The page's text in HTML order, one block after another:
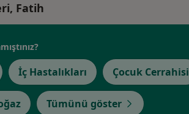
Fatih
İç Hastalıkları Çocuk Cerrahisi
Tümünü göster